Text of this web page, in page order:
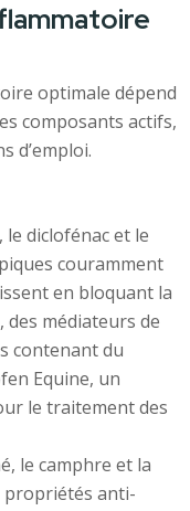
optimale dépend
composants actifs,
d’emploi.
diclofénac et le
couramment
en bloquant la
médiateurs de
contenant du
Equine, un
le traitement des
le camphre et la
propriétés anti-